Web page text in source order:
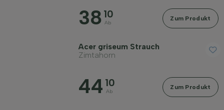
38 10
Ab
Zum Produkt
Acer griseum Strauch
Zimtahorn
44 10
Ab
Zum Produkt